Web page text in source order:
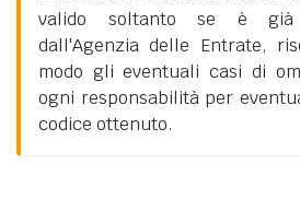
valido soltanto se è già
dall'Agenzia delle Entrate,
modo gli eventuali casi di
ogni responsabilità per
codice ottenuto.